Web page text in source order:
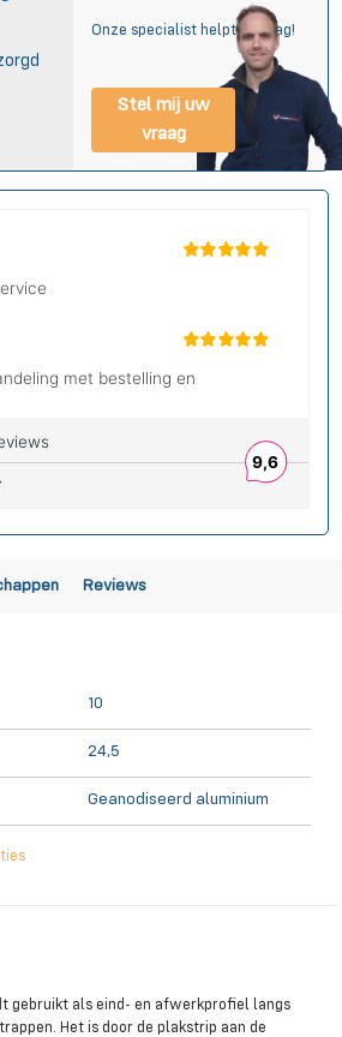
Onze specialist helpt u graag!
Stel mij uw
vraag
Reviews
10
24,5
Geanodiseerd aluminium
gebruikt als eind- en afwerkprofiel langs
Het is door de plakstrip aan de